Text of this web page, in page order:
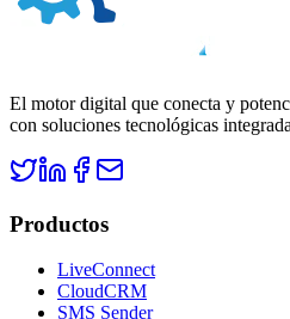
El motor digital que conecta y
con soluciones tecnológicas
Productos
LiveConnect
CloudCRM
SMS Sender